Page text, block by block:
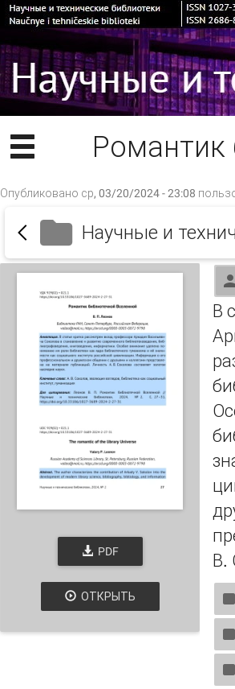
Романтик
Опубликовано ср, 03/20/2024 - 23:08
Научные и
PDF
ОТКРЫТЬ
В
В.